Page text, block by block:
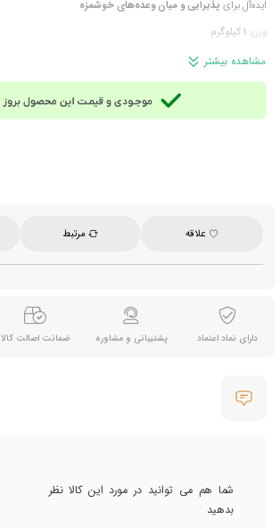
ایده‌آل برای پذیرایی و میان وعده‌های خوشمزه
وزن: 1 کیلوگرم
محصول کشورترکیهمشاهده بیشتر
علاقه مرتبط
دارای نماد اعتماد پشتیبانی و مشاوره ضمانت اصالت کالا
شما هم می توانید در مورد این کالا نظر
بدهید